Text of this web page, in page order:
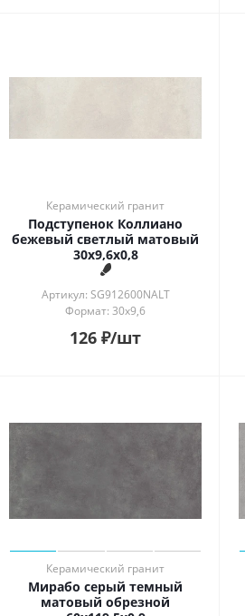
Керамический гранит
Подступенок Коллиано
бежевый светлый матовый
30x9,6x0,8
Артикул: SG912600NALT
Формат: 30x9,6
126 ₽/шт
Керамический гранит
Мирабо серый темный
матовый обрезной